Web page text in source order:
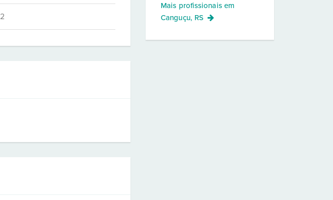
2
Mais profissionais em
Canguçu, RS